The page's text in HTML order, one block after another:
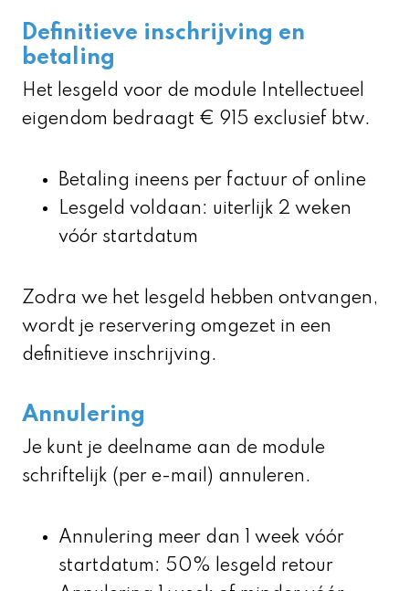
Definitieve inschrijving en
betaling
Het lesgeld voor de module Intellectueel
eigendom bedraagt € 915 exclusief btw.
Betaling ineens per factuur of online
Lesgeld voldaan: uiterlijk 2 weken
vóór startdatum
Zodra we het lesgeld hebben ontvangen,
wordt je reservering omgezet in een
definitieve inschrijving.
Annulering
Je kunt je deelname aan de module
schriftelijk (per e-mail) annuleren.
Annulering meer dan 1 week vóór
startdatum: 50% lesgeld retour